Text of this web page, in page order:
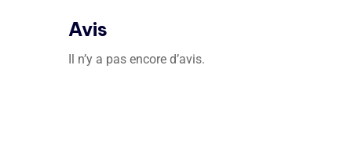
Avis
Il n’y a pas encore d’avis.